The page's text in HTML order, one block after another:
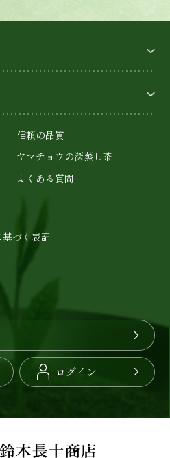
信頼の品質
ヤマチョウの深蒸し茶
よくある質問
づく表記
ログイン